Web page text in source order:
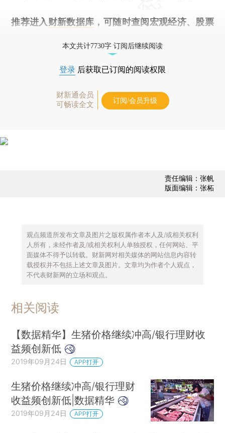
推荐进入 财新数据库 ，可随时查阅宏观经济、股票
本文共计7730字 订阅后继续阅读
登录 后获取已订阅的阅读权限
财新通会员
可畅读全文
订阅/会员升级
责任编辑：张帆
版面编辑：张柘
观点频道所发布文章及图片之版权属作者本人及/或相关权利
人所有，未经作者及/或相关权利人单独授权，任何网站、平
面媒体不得予以转载。财新网对相关媒体的网站信息内容转
载授权并不包括上述文章及图片。文章均为作者个人观点，
不代表财新网的立场和观点。
相关阅读
【数据精华】生猪价格继续冲高/银行理财收
益频创新低
2019年09月24日 APP打开
生猪价格继续冲高/银行理财
收益频创新低|数据精华
2019年09月24日 APP打开